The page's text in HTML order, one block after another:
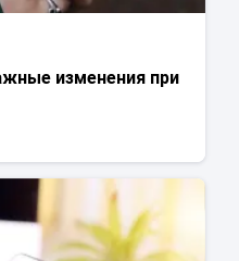
изменения при